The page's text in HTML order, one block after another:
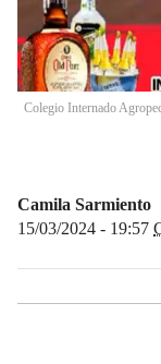
Colegio Internado
Camila Sarmiento
15/03/2024 - 19:57